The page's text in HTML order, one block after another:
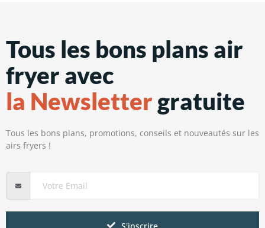
Tous les bons plans air
fryer avec
la Newsletter gratuite
Tous les bons plans, promotions, conseils et nouveautés sur les
airs fryers !